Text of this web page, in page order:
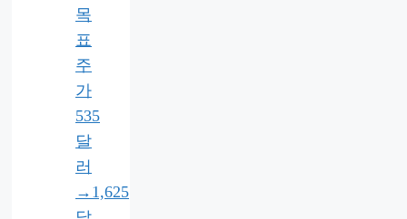
목
표
주
가
535
달
러
→1,625